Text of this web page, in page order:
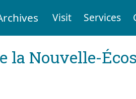
Visit Services
la Nouvelle-